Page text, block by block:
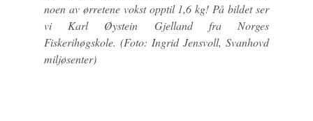
noen av ørretene vokst opptil 1,6 kg! På bildet ser
vi Karl Øystein Gjelland fra Norges
Fiskerihøgskole. (Foto: Ingrid Jensvoll, Svanhovd
miljøsenter)